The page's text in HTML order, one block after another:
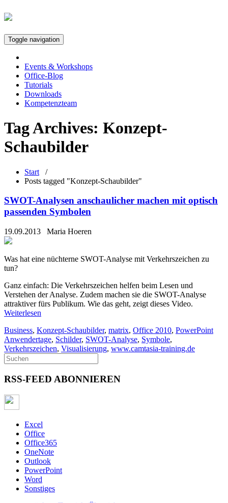
Toggle navigation
Events & Workshops
Office-Blog
Tutorials
Downloads
Kompetenzteam
Tag Archives: Konzept-
Schaubilder
Start /
Posts tagged "Konzept-Schaubilder"
SWOT-Analysen anschaulicher machen mit optisch
passenden Symbolen
19.09.2013 Maria Hoeren
Was hat eine nüchterne SWOT-Analyse mit Verkehrszeichen zu
tun?
Ganz einfach: Die Verkehrszeichen helfen beim Lesen und
Verstehen der Analyse. Zudem machen sie die SWOT-Analyse
attraktiver fürs Publikum. Wie das geht, zeigt dieses Video.
Weiterlesen
Business, Konzept-Schaubilder, matrix, Office 2010, PowerPoint
Anwendertage, Schilder, SWOT-Analyse, Symbole,
Verkehrszeichen, Visualisierung, www.camtasia-training.de
RSS-FEED ABONNIEREN
Excel
Office
Office365
OneNote
Outlook
PowerPoint
Word
Sonstiges